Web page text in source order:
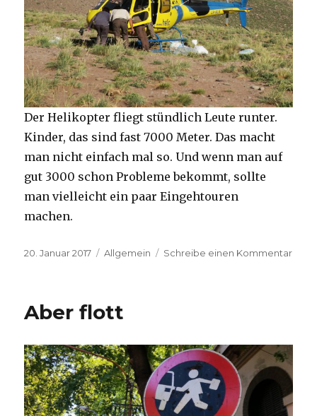
Der Helikopter fliegt stündlich Leute runter.
Kinder, das sind fast 7000 Meter. Das macht
man nicht einfach mal so. Und wenn man auf
gut 3000 schon Probleme bekommt, sollte
man vielleicht ein paar Eingehtouren
machen.
Veröffentlicht
20. Januar 2017 Kategorien
Allgemein Schreibe einen Kommentarzu
Aber flott